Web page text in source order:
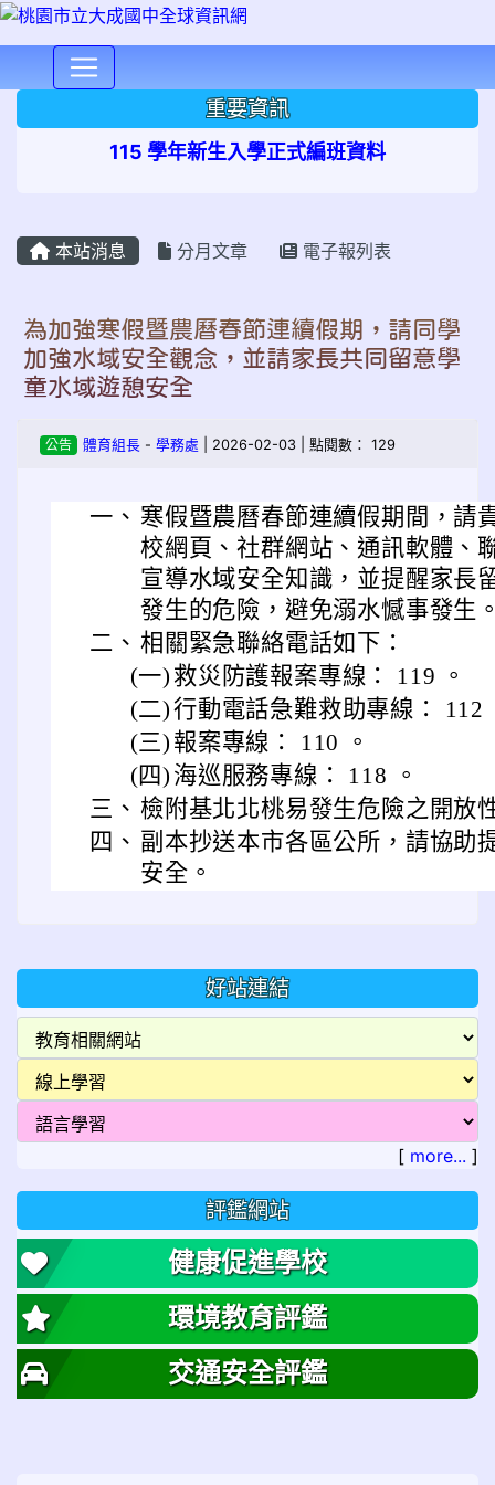
重要資訊
115 學年新生入學正式編班資料
本站消息 分月文章 電子報列表
為加強寒假暨農曆春節連續假期，請同學
加強水域安全觀念，並請家長共同留意學
童水域遊憩安全
公告 體育組長- 學務處 | 2026-02-03 | 點閱數： 129
一、 寒假暨農曆春節連續假期間，請
校網頁、社群網站、通訊軟體、
宣導水域安全知識，並提醒家長
發生的危險，避免溺水憾事發生
二、 相關緊急聯絡電話如下：
(一) 救災防護報案專線： 119 。
(二)行動電話急難救助專線： 112
(三) 報案專線： 110 。
(四) 海巡服務專線： 118 。
三、 檢附基北北桃易發生危險之開放
四、 副本抄送本市各區公所，請協助
安全。
好站連結
[ more... ]
評鑑網站
健康促進學校
環境教育評鑑
交通安全評鑑